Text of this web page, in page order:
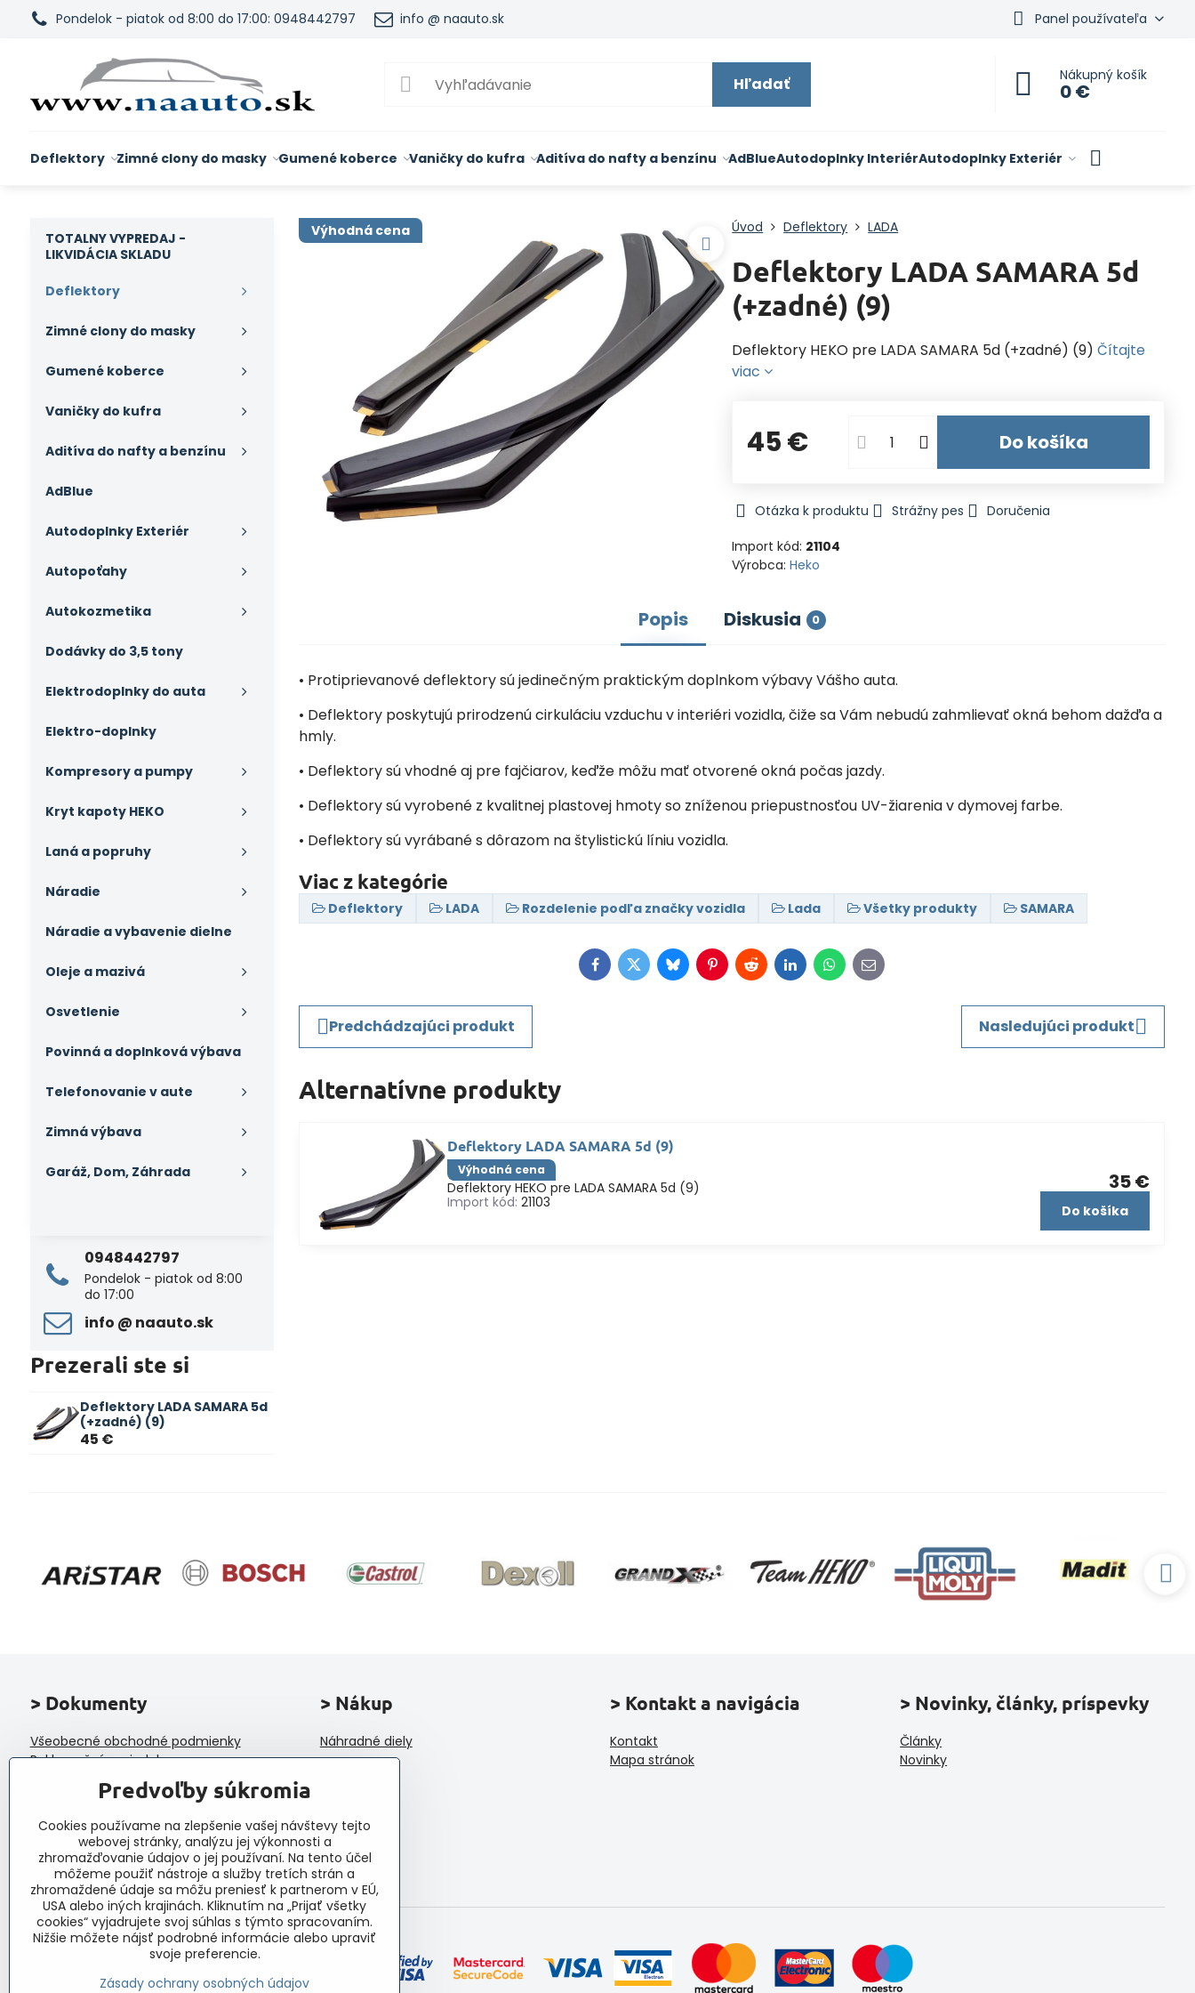
Pondelok - piatok od 8:00 do 17:00: 0948442797 info @ naauto.sk Panel používateľa
Hľadať Nákupný košík
0 €
Deflektory Zimné clony do masky Gumené koberce Vaničky do kufra Aditíva do nafty a benzínu AdBlueAutodoplnky InteriérAutodoplnky Exteriér
Výhodná cena Úvod Deflektory LADA
Deflektory LADA SAMARA 5d
(+zadné) (9)
Deflektory HEKO pre LADA SAMARA 5d (+zadné) (9)Čítajte
viac
45 € Do košíka
Otázka k produktu Strážny pes
Doručenia
Import kód: 21104
Výrobca:Heko
Popis Diskusia 0
• Protiprievanové deflektory sú jedinečným praktickým doplnkom výbavy Vášho auta.
• Deflektory poskytujú prirodzenú cirkuláciu vzduchu v interiéri vozidla, čiže sa Vám nebudú zahmlievať okná behom dažďa a
hmly.
• Deflektory sú vhodné aj pre fajčiarov, keďže môžu mať otvorené okná počas jazdy.
• Deflektory sú vyrobené z kvalitnej plastovej hmoty so zníženou priepustnosťou UV-žiarenia v dymovej farbe.
• Deflektory sú vyrábané s dôrazom na štylistickú líniu vozidla.
Viac z kategórie
Deflektory LADA Rozdelenie podľa značky vozidla Lada Všetky produkty SAMARA
Facebook
TwitterBlueskyPinterest
RedditLinkedInWhatsApp
E-
mail
Predchádzajúci produkt Nasledujúci produkt
Alternatívne produkty
Deflektory LADA SAMARA 5d (9)
Výhodná cena
Deflektory HEKO pre LADA SAMARA 5d (9)
Import kód: 21103
35 €
Do košíka
TOTALNY VYPREDAJ -
LIKVIDÁCIA SKLADU
Deflektory
Zimné clony do masky
Gumené koberce
Vaničky do kufra
Aditíva do nafty a benzínu
AdBlue
Autodoplnky Exteriér
Autopoťahy
Autokozmetika
Dodávky do 3,5 tony
Elektrodoplnky do auta
Elektro-doplnky
Kompresory a pumpy
Kryt kapoty HEKO
Laná a popruhy
Náradie
Náradie a vybavenie dielne
Oleje a mazivá
Osvetlenie
Povinná a doplnková výbava
Telefonovanie v aute
Zimná výbava
Garáž, Dom, Záhrada
0948442797
Pondelok - piatok od 8:00
do 17:00
info ​@ naauto​.sk
Prezerali ste si
Deflektory LADA SAMARA 5d
(+zadné) (9)
45 €
> Dokumenty
Všeobecné obchodné podmienky
Reklamačný poriadok
Ochrana osobných údajov a poučenie o
Reklamačný formulár
Formulár na odstúpenie od zmluvy
Protokol o prijatí a vybavení reklamácie
Veľkoobchod
> Nákup
Náhradné diely
> Kontakt a navigácia
Kontakt
Mapa stránok
> Novinky, články, príspevky
Články
Novinky
Predvoľby súkromia
Cookies používame na zlepšenie vašej návštevy tejto
webovej stránky, analýzu jej výkonnosti a
zhromažďovanie údajov o jej používaní. Na tento účel
môžeme použiť nástroje a služby tretích strán a
zhromaždené údaje sa môžu preniesť k partnerom v EÚ,
USA alebo iných krajinách. Kliknutím na „Prijať všetky
cookies“ vyjadrujete svoj súhlas s týmto spracovaním.
Nižšie môžete nájsť podrobné informácie alebo upraviť
svoje preferencie.
Zásady ochrany osobných údajov